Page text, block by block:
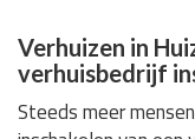
Verhuizen in
verhuisbedrijf
Steeds meer